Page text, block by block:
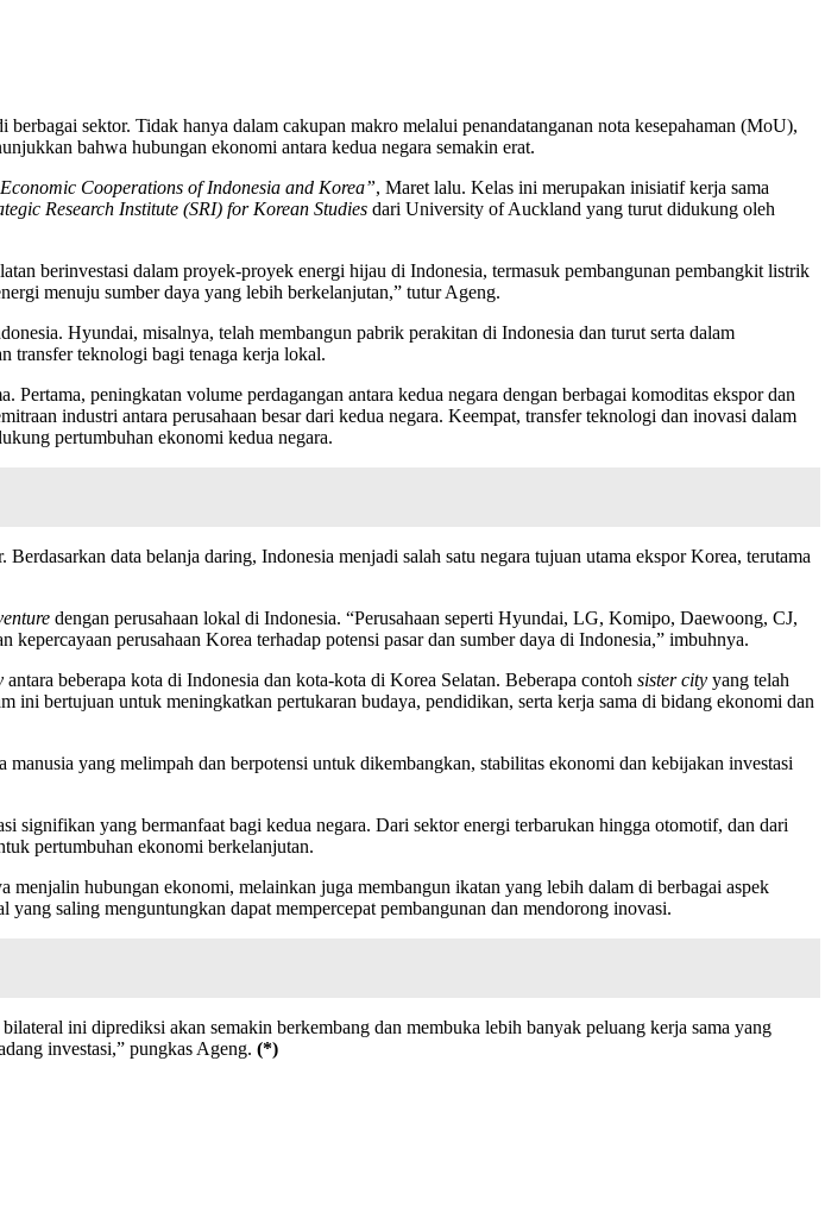
sektor. Tidak hanya dalam cakupan makro melalui penandatanganan nota kesepahaman (MoU),
bahwa hubungan ekonomi antara kedua negara semakin erat.
Cooperations of Indonesia and Korea”, Maret lalu. Kelas ini merupakan inisiatif kerja sama
Research Institute (SRI) for Korean Studies dari University of Auckland yang turut didukung oleh
berinvestasi dalam proyek-proyek energi hijau di Indonesia, termasuk pembangunan pembangkit listrik
menuju sumber daya yang lebih berkelanjutan,” tutur Ageng.
Hyundai, misalnya, telah membangun pabrik perakitan di Indonesia dan turut serta dalam
transfer teknologi bagi tenaga kerja lokal.
peningkatan volume perdagangan antara kedua negara dengan berbagai komoditas ekspor dan
industri antara perusahaan besar dari kedua negara. Keempat, transfer teknologi dan inovasi dalam
pertumbuhan ekonomi kedua negara.
data belanja daring, Indonesia menjadi salah satu negara tujuan utama ekspor Korea, terutama
dengan perusahaan lokal di Indonesia. “Perusahaan seperti Hyundai, LG, Komipo, Daewoong, CJ,
perusahaan Korea terhadap potensi pasar dan sumber daya di Indonesia,” imbuhnya.
antara beberapa kota di Indonesia dan kota-kota di Korea Selatan. Beberapa contoh sister city yang telah
ini bertujuan untuk meningkatkan pertukaran budaya, pendidikan, serta kerja sama di bidang ekonomi dan
yang melimpah dan berpotensi untuk dikembangkan, stabilitas ekonomi dan kebijakan investasi
signifikan yang bermanfaat bagi kedua negara. Dari sektor energi terbarukan hingga otomotif, dan dari
pertumbuhan ekonomi berkelanjutan.
menjalin hubungan ekonomi, melainkan juga membangun ikatan yang lebih dalam di berbagai aspek
saling menguntungkan dapat mempercepat pembangunan dan mendorong inovasi.
ini diprediksi akan semakin berkembang dan membuka lebih banyak peluang kerja sama yang
investasi,” pungkas Ageng. (*)